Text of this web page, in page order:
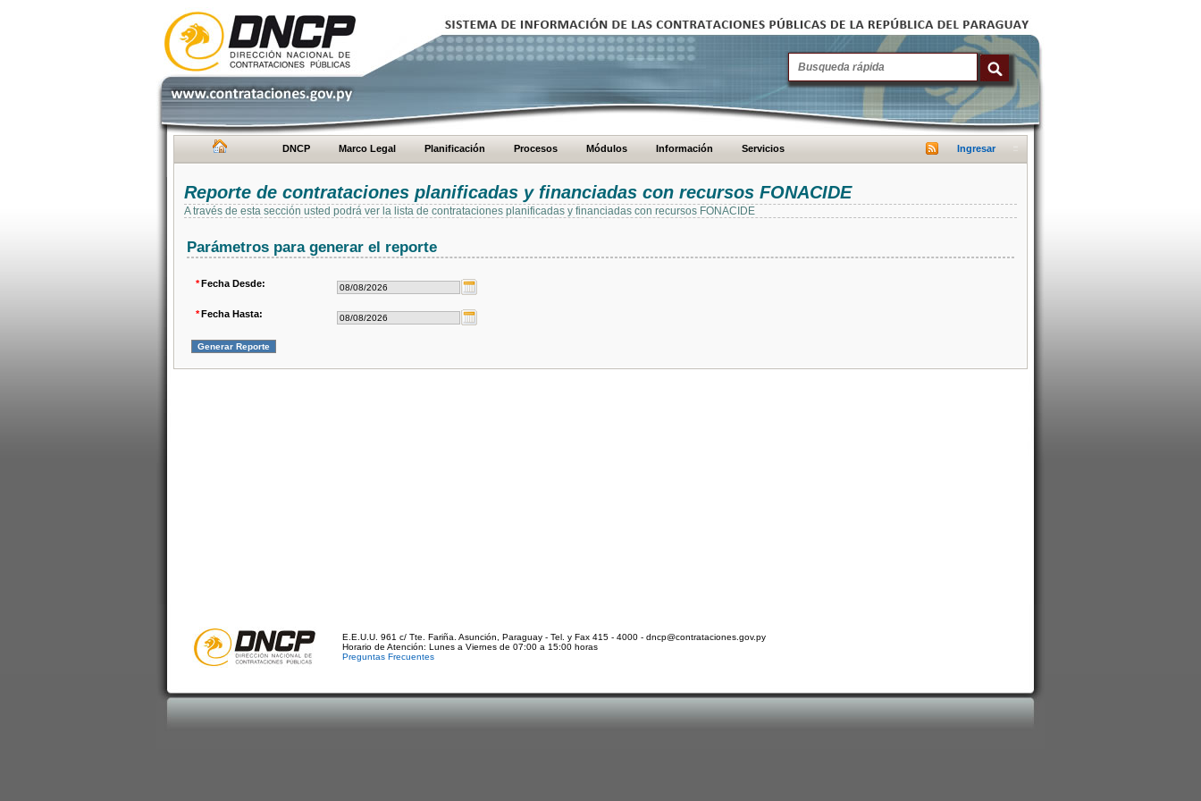
DNCP Marco Legal Planificación Procesos Módulos Información Servicios Ingresar
Reporte de contrataciones planificadas y financiadas con recursos FONACIDE
A través de esta sección usted podrá ver la lista de contrataciones planificadas y financiadas con recursos FONACIDE
Parámetros para generar el reporte
*Fecha Desde:
*Fecha Hasta:
E.E.U.U. 961 c/ Tte. Fariña. Asunción, Paraguay - Tel. y Fax 415 - 4000 - dncp@contrataciones.gov.py
Horario de Atención: Lunes a Viernes de 07:00 a 15:00 horas
Preguntas Frecuentes